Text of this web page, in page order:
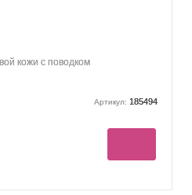
кожи с поводком
Артикул: 185494